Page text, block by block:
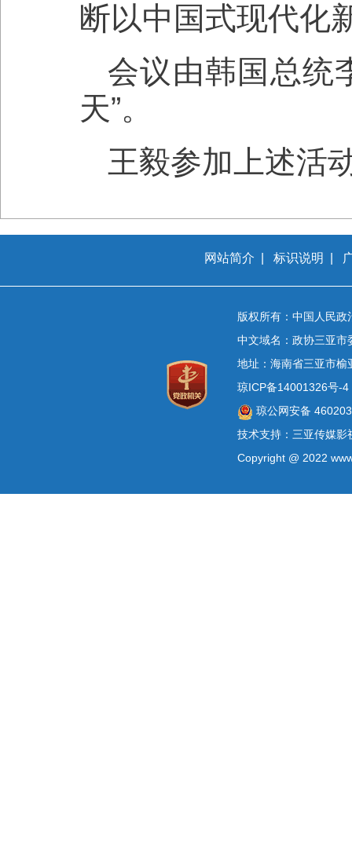
断以中国式现代化
会议由韩国总统
天”。
王毅参加上述活
网站简介 标识说明
版权所有：中国人民
中文域名：政协三亚市
地址：海南省三亚市榆
琼ICP备14001326号-4
琼公网安备
技术支持：三亚传媒影
Copyright @ 2022